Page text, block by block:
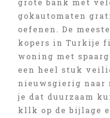
grote bank met
gokautomaten
oefenen. De
kopers in Turkije
woning met
een heel stuk
nieuwsgierig naar
je dat duurzaam
kllk op de bijlage